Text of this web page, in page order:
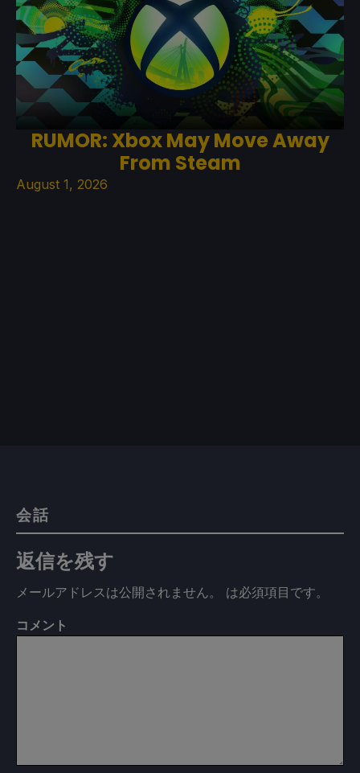
RUMOR: Xbox May Move Away
From Steam
August 1, 2026
会話
返信を残す
メールアドレスは公開されません。 は必須項目です。
コメント